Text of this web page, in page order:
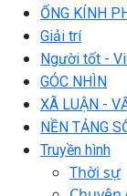
ỐNG KÍNH
Giải trí
Người tốt -
GÓC NHÌN
XÃ LUẬN -
NỀN TẢNG
Truyền hình
Thời sự